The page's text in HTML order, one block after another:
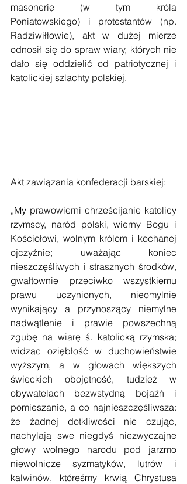
masonerię (w tym króla
Poniatowskiego) i protestantów (np.
Radziwiłłowie), akt w dużej mierze
odnosił się do spraw wiary, których nie
dało się oddzielić od patriotycznej i
katolickiej szlachty polskiej.
Akt zawiązania konfederacji barskiej:
„My prawowierni chrześcijanie katolicy
rzymscy, naród polski, wierny Bogu i
Kościołowi, wolnym królom i kochanej
ojczyźnie; uważając koniec
nieszczęśliwych i strasznych środków,
gwałtownie przeciwko wszystkiemu
prawu uczynionych, nieomylnie
wynikający a przynoszący niemylne
nadwątlenie i prawie powszechną
zgubę na wiarę ś. katolicką rzymska;
widząc oziębłość w duchowieństwie
wyższym, a w głowach większych
świeckich obojętność, tudzież w
obywatelach bezwstydną bojaźń i
pomieszanie, a co najnieszczęśliwsza:
że żadnej dotkliwości nie czując,
nachylają swe niegdyś niezwyczajne
głowy wolnego narodu pod jarzmo
niewolnicze syzmatyków, lutrów i
kalwinów, któreśmy krwią Chrystusa